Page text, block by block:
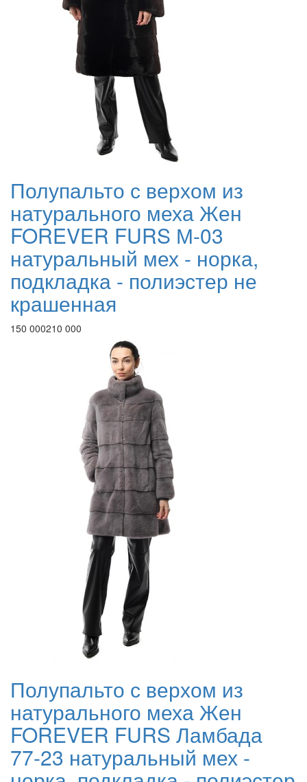
Полупальто с верхом из
натурального меха Жен
FOREVER FURS М-03
натуральный мех - норка,
подкладка - полиэстер не
крашенная
150 000210 000
Полупальто с верхом из
натурального меха Жен
FOREVER FURS Ламбада
77-23 натуральный мех -